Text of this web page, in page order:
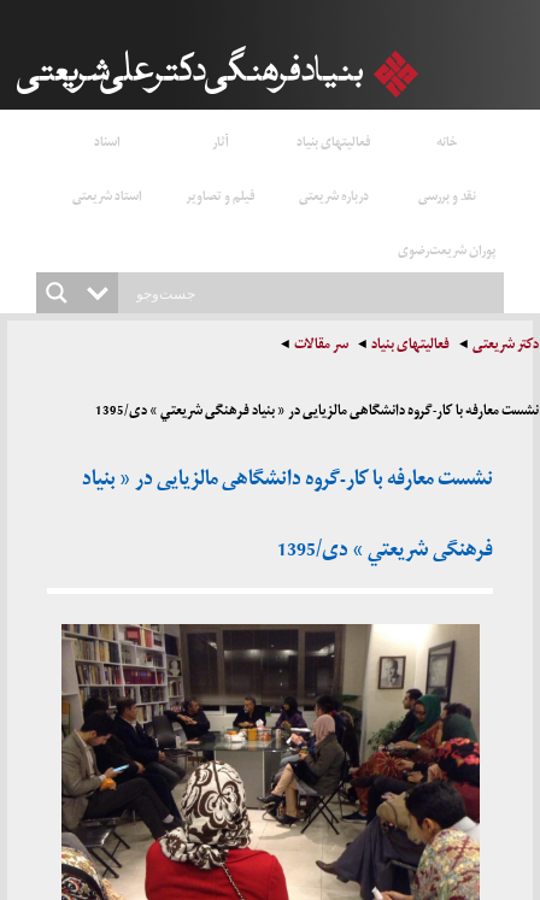
خانه فعالیتهای بنیاد آثار
اسناد
نقد و بررسی
درباره شریعتی فیلم و تصاویر
استاد شریعتی
پوران شریعت‌رضوی
دکتر شریعتی فعالیتهای بنیاد سر مقالات
نشست معارفه با کار-گروه دانشگاهی مالزیایی در « بنياد فرهنگی شريعتي » دی/1395
نشست معارفه با کار-گروه دانشگاهی مالزیایی در « بنياد
فرهنگی شريعتي » دی/1395